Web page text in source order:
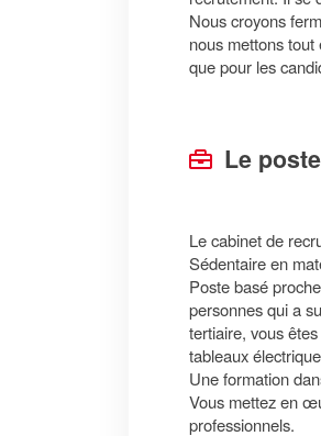
Nous croyons
nous mettons
que pour les
Le poste
Le cabinet de
Sédentaire en
Poste basé
personnes qui a
tertiaire, vous
tableaux
Une formation
Vous mettez en
professionnels.